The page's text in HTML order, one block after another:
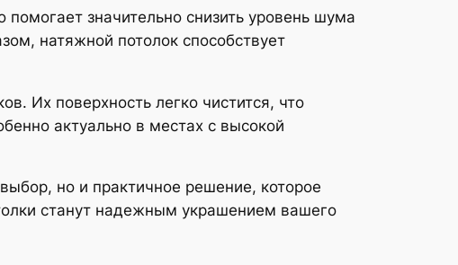
значительно снизить уровень шума
натяжной потолок способствует
Их поверхность легко чистится, что
актуально в местах с высокой
но и практичное решение, которое
станут надежным украшением вашего